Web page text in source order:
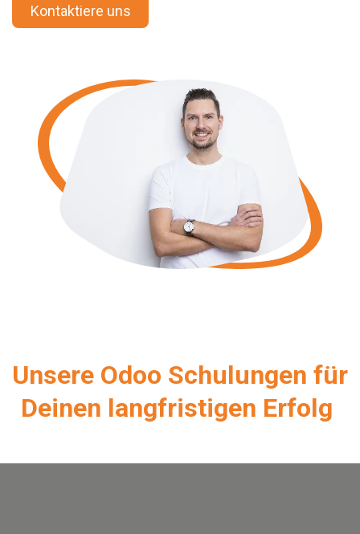
Kontaktiere uns
Unsere Odoo Schulungen für
Deinen langfristigen Erfolg